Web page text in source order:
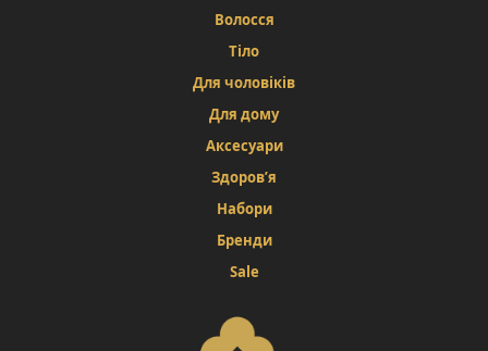
Волосся
Тіло
Для чоловіків
Для дому
Аксесуари
Здоров’я
Набори
Бренди
Sale